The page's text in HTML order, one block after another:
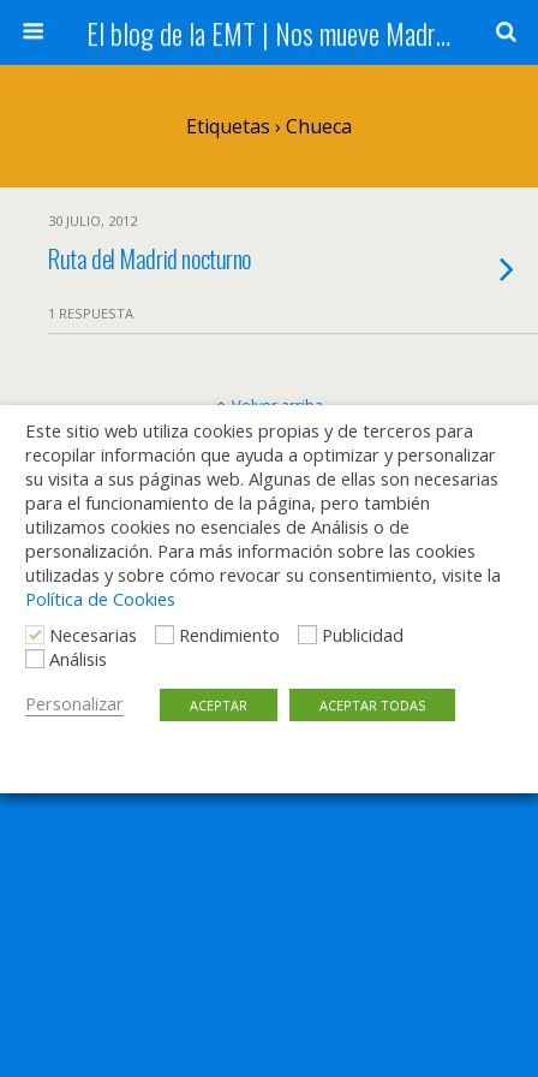
El blog de la EMT | Nos mueve Madrid
Etiquetas › Chueca
30 JULIO, 2012
Ruta del Madrid nocturno
1 RESPUESTA
Volver arriba
Móvil Escritorio
Este sitio web utiliza cookies propias y de terceros para
recopilar información que ayuda a optimizar y personalizar
su visita a sus páginas web. Algunas de ellas son necesarias
para el funcionamiento de la página, pero también
utilizamos cookies no esenciales de Análisis o de
personalización. Para más información sobre las cookies
utilizadas y sobre cómo revocar su consentimiento, visite la
Política de Cookies
Necesarias
Rendimiento
Publicidad
Análisis
Personalizar
ACEPTAR ACEPTAR TODAS